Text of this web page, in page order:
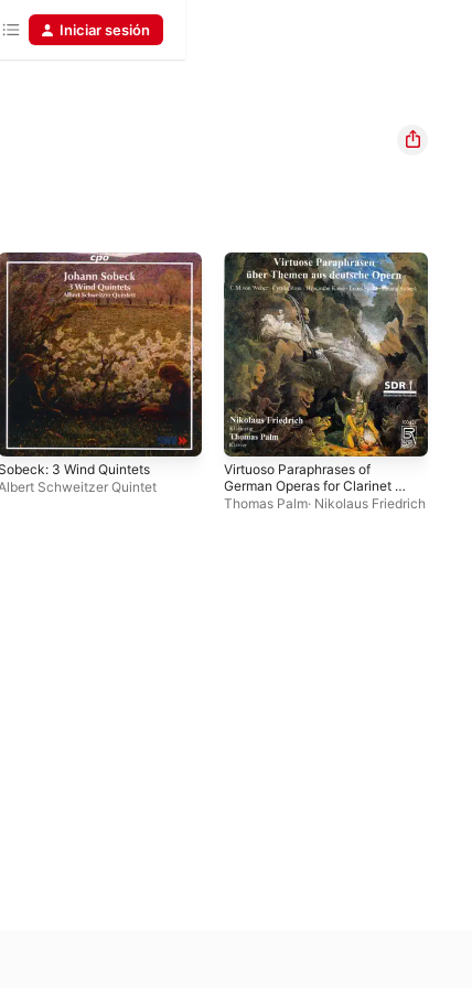
Iniciar sesión
Sobeck: 3 Wind Quintets
Albert Schweitzer Quintet
Virtuoso Paraphrases of
German Operas for Clarinet &
Piano
Thomas Palm· Nikolaus Friedrich